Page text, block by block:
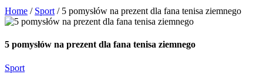
Home / Sport / 5 pomysłów na prezent dla fana tenisa ziemnego
5 pomysłów na prezent dla fana tenisa ziemnego
Sport